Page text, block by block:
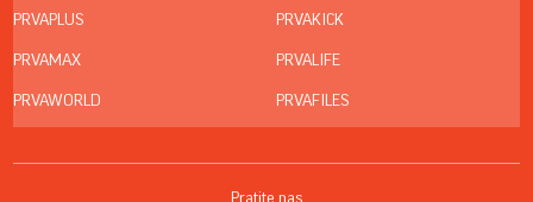
PRVAPLUS
PRVAMAX
PRVAWORLD
PRVAKICK
PRVALIFE
PRVAFILES
Pratite nas